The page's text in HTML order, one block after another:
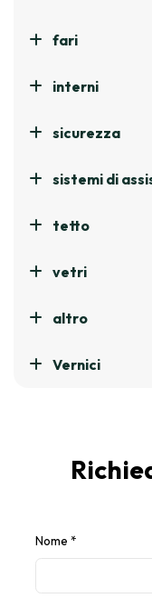
fari
interni
sicurezza
sistemi di
tetto
vetri
altro
Vernici
Nome *